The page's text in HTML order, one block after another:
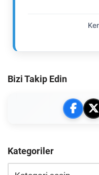
Bizi Takip Edin
Kategoriler